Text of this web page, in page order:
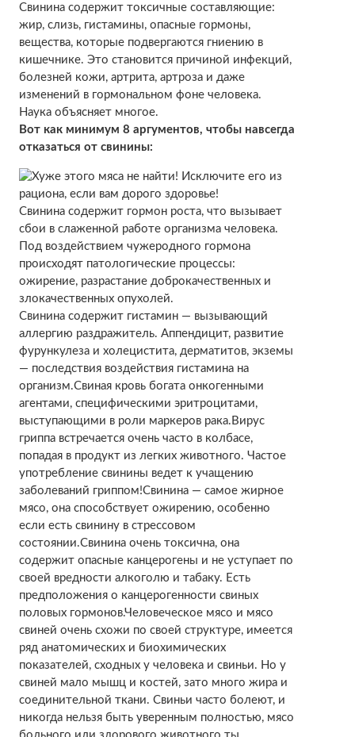
Свинина содержит токсичные составляющие:
жир, слизь, гистамины, опасные гормоны,
вещества, которые подвергаются гниению в
кишечнике. Это становится причиной инфекций,
болезней кожи, артрита, артроза и даже
изменений в гормональном фоне человека.
Наука объясняет многое.
Вот как минимум 8 аргументов, чтобы навсегда
отказаться от свинины:
Свинина содержит гормон роста, что вызывает
сбои в слаженной работе организма человека.
Под воздействием чужеродного гормона
происходят патологические процессы:
ожирение, разрастание доброкачественных и
злокачественных опухолей.
Свинина содержит гистамин — вызывающий
аллергию раздражитель. Аппендицит, развитие
фурункулеза и холецистита, дерматитов, экземы
— последствия воздействия гистамина на
организм.Свиная кровь богата онкогенными
агентами, специфическими эритроцитами,
выступающими в роли маркеров рака.Вирус
гриппа встречается очень часто в колбасе,
попадая в продукт из легких животного. Частое
употребление свинины ведет к учащению
заболеваний гриппом!Свинина — самое жирное
мясо, она способствует ожирению, особенно
если есть свинину в стрессовом
состоянии.Свинина очень токсична, она
содержит опасные канцерогены и не уступает по
своей вредности алкоголю и табаку. Есть
предположения о канцерогенности свиных
половых гормонов.Человеческое мясо и мясо
свиней очень схожи по своей структуре, имеется
ряд анатомических и биохимических
показателей, сходных у человека и свиньи. Но у
свиней мало мышц и костей, зато много жира и
соединительной ткани. Свиньи часто болеют, и
никогда нельзя быть уверенным полностью, мясо